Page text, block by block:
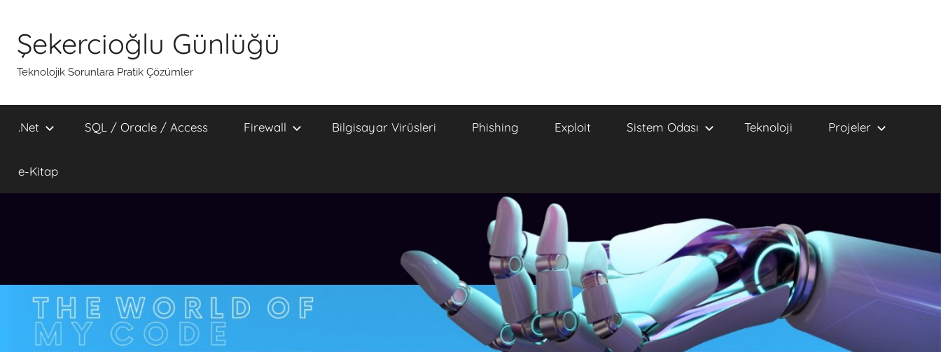
Şekercioğlu Günlüğü
Teknolojik Sorunlara Pratik Çözümler
.Net SQL / Oracle / Access Firewall Bilgisayar Virüsleri Phishing Exploit Sistem Odası Teknoloji Projeler
e-Kitap